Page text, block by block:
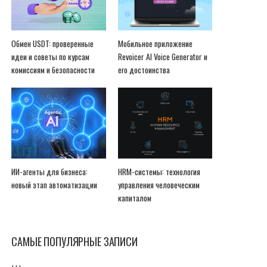
Обмен USDT: проверенные
идеи и советы по курсам
комиссиям и безопасности
Мобильное приложение
Revoicer AI Voice Generator и
его достоинства
ИИ-агенты для бизнеса:
новый этап автоматизации
HRM-системы: технология
управления человеческим
капиталом
САМЫЕ ПОПУЛЯРНЫЕ ЗАПИСИ